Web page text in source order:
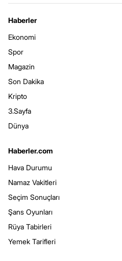
Haberler
Ekonomi
Spor
Magazin
Son Dakika
Kripto
3.Sayfa
Dünya
Haberler.com
Hava Durumu
Namaz Vakitleri
Seçim Sonuçları
Şans Oyunları
Rüya Tabirleri
Yemek Tarifleri